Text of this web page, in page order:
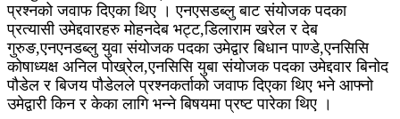
प्रश्नको जवाफ दिएका थिए । एनएसडब्लु बाट संयोजक पदका
प्रत्यासी उमेद्दवारहरु मोहनदेब भट्ट,डिलाराम खरेल र देब
गुरुङ,एनएनडब्लु युवा संयोजक पदका उमेद्वार बिधान पाण्डे,एनसिसि
कोषाध्यक्ष अनिल पोख्रेल,एनसिसि युबा संयोजक पदका उमेद्दवार बिनोद
पौडेल र बिजय पौडेलले प्रश्नकर्ताको जवाफ दिएका थिए भने आफ्नो
उमेद्वारी किन र केका लागि भन्ने बिषयमा प्रष्ट पारेका थिए ।